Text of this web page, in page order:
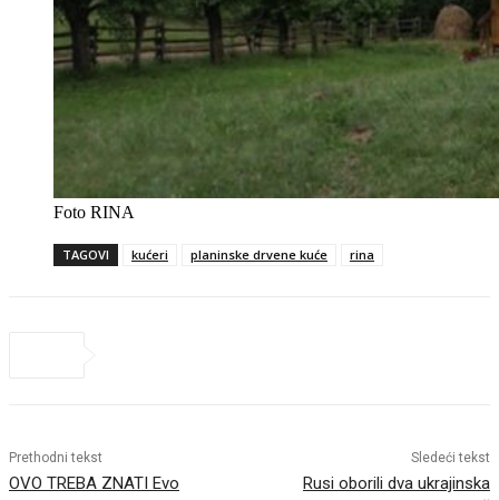
Foto RINA
TAGOVI kućeri planinske drvene kuće rina
Prethodni tekst
OVO TREBA ZNATI Evo
Sledeći tekst
Rusi oborili dva ukrajinska